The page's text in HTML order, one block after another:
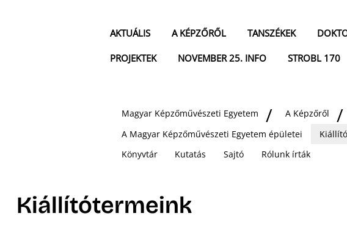
AKTUÁLIS A KÉPZŐRŐL TANSZÉKEK
PROJEKTEK
NOVEMBER 25. INFO STROBL 170
Magyar Képzőművészeti Egyetem A Képzőről
A Magyar Képzőművészeti Egyetem épületei
Könyvtár
Kutatás Sajtó Rólunk írták
Kiállítótermeink